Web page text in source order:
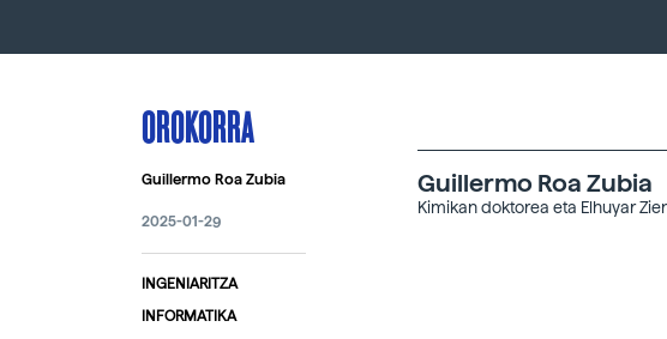
OROKORRA
Guillermo Roa Zubia
2025-01-29
INGENIARITZA
INFORMATIKA
Guillermo Roa Zubia
Kimikan doktorea eta Elhuyar